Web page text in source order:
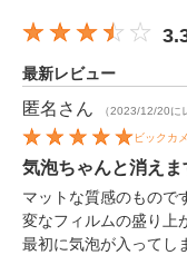
最新レビュー
匿名 さん （2023/12/20に
ビックカ
気泡ちゃんと消えま
マットな質感のもので
変なフィルムの盛り上
最初に気泡が入ってし